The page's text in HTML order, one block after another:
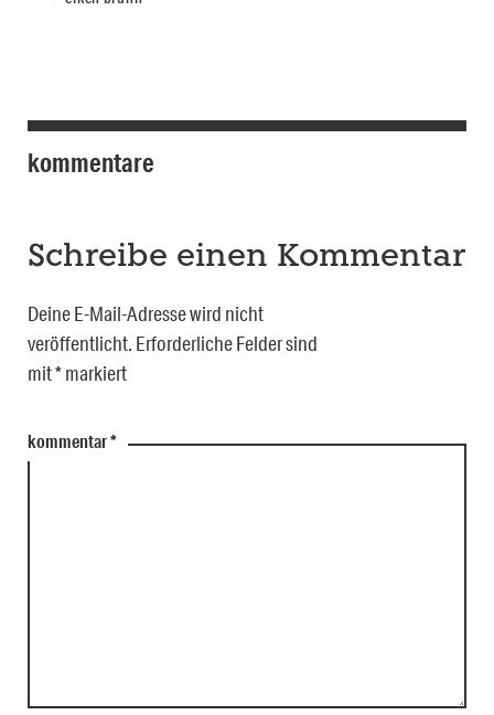
kommentare
Schreibe einen Kommentar
Deine E-Mail-Adresse wird nicht
veröffentlicht. Erforderliche Felder sind
mit*markiert
kommentar*